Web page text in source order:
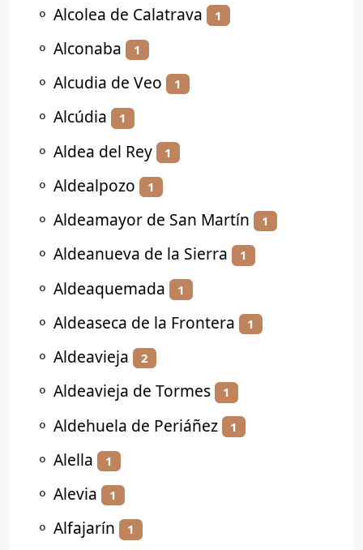
⚬ Alcolea de Calatrava 1
⚬ Alconaba 1
⚬ Alcudia de Veo 1
⚬ Alcúdia 1
⚬ Aldea del Rey 1
⚬ Aldealpozo 1
⚬ Aldeamayor de San Martín 1
⚬ Aldeanueva de la Sierra 1
⚬ Aldeaquemada 1
⚬ Aldeaseca de la Frontera 1
⚬ Aldeavieja 2
⚬ Aldeavieja de Tormes 1
⚬ Aldehuela de Periáñez 1
⚬ Alella 1
⚬ Alevia 1
⚬ Alfajarín 1